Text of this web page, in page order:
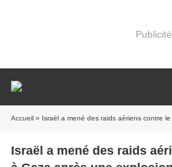
Publicité
Accueil » Israël a mené des raids aériens contre le Hamas
Israël a mené des raids